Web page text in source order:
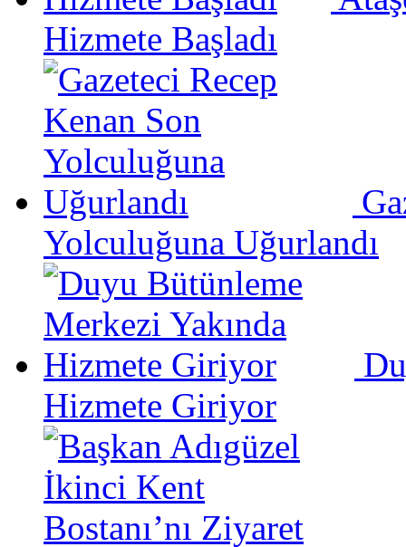
Hizmete Başladı
Yolculuğuna Uğurlandı
Hizmete Giriyor